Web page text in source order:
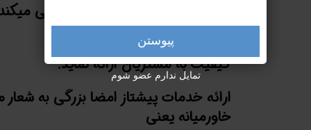
ملزومات ساختمانی خاورمیانه سعی
محصولات را با نهایت
کیفیت به مشتریان ارائه نماید.
ارائه خدمات پیشتاز امضا بزرگی به شعار
خاورمیانه یعنی
پیوستن
تمایل ندارم عضو شوم